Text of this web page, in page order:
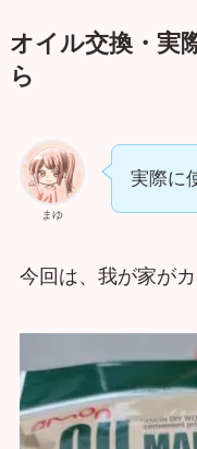
オイル交換・実
ら
まゆ
実際に
今回は、我が家がカ